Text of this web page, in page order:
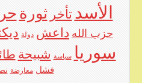
الأسد تأخر ثورة
حزب الله داعش دولة
سوريا سياسة شبيحة
فشل معارضة